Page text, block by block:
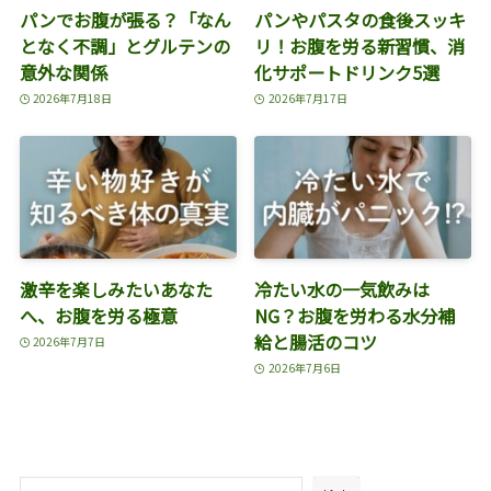
パンでお腹が張る？「なん
となく不調」とグルテンの
意外な関係
2026年7月18日
パンやパスタの食後スッキ
リ！お腹を労る新習慣、消
化サポートドリンク5選
2026年7月17日
激辛を楽しみたいあなた
へ、お腹を労る極意
2026年7月7日
冷たい水の一気飲みは
NG？お腹を労わる水分補
給と腸活のコツ
2026年7月6日